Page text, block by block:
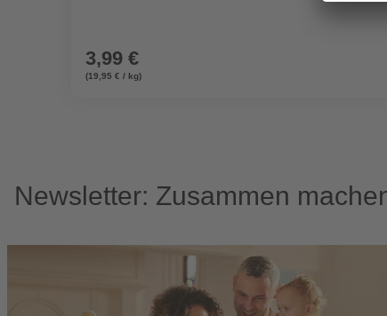
3,99 €
(19,95 € / kg)
Newsletter: Zusammen